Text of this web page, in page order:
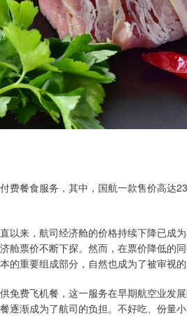
费餐食服务，其中，国航一款售价高达
以来，航司经济舱的价格持续下降已成
舱票价不断下探。然而，在票价降低的
的重要组成部分，自然也成为了被审视的
免费飞机餐，这一服务在早期航空业发
逐渐成为了航司的负担。不好吃、份量